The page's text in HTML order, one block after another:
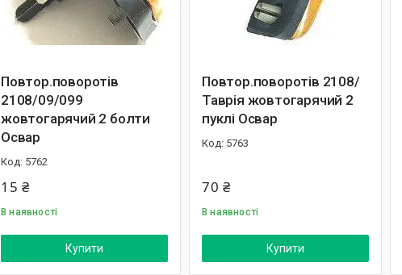
Повтор.поворотів
2108/09/099
жовтогарячий 2 болти
Освар
5762
15 ₴
В наявності
Купити
Повтор.поворотів 2108/
Таврія жовтогарячий 2
пуклі Освар
5763
70 ₴
В наявності
Купити